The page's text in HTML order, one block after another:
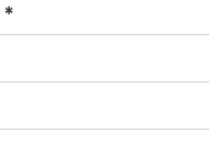
*